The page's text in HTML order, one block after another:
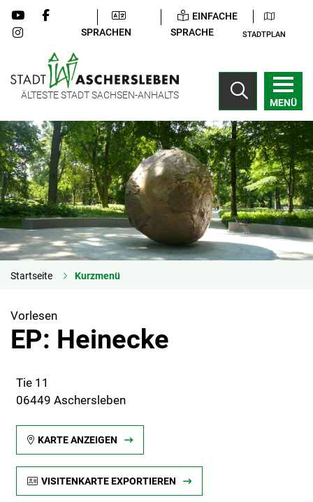
SPRACHEN
EINFACHE
SPRACHE
STADTPLAN
ÄLTESTE STADT SACHSEN-ANHALTS
MENÜ
Startseite Kurzmenü
Vorlesen
EP: Heinecke
Tie 11
06449 Aschersleben
KARTE ANZEIGEN
VISITENKARTE EXPORTIEREN